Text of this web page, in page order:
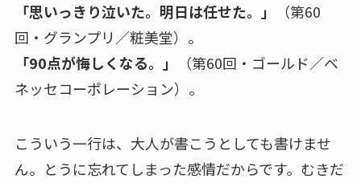
「思いっきり泣いた。明日は任せた。」
（第60
回・グランプリ／粧美堂）。
「90点が悔しくなる。」
（第60回・ゴールド／ベ
ネッセコーポレーション）。
こういう一行は、大人が書こうとしても書けませ
ん。とうに忘れてしまった感情だからです。むきだ